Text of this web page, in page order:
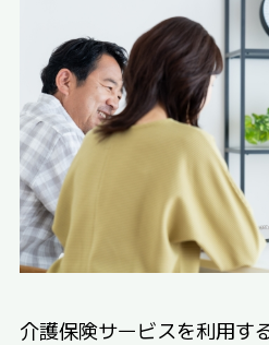
介護保険サービスを利用す